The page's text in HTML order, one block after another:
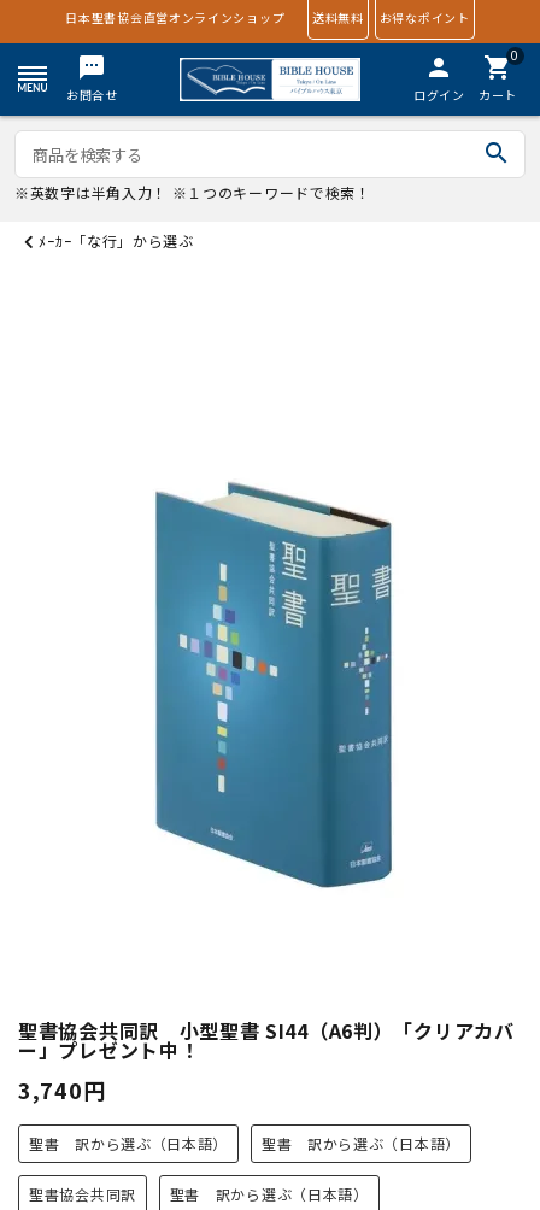
日本聖書協会直営オンラインショップ 送料無料 お得なポイント
textsms
お問合せ
person
ログイン
0
shopping_cart
カート
search
※英数字は半角入力！ ※１つのキーワードで検索！
ﾒｰｶｰ「な行」から選ぶ
聖書協会共同訳 小型聖書 SI44（A6判）「クリアカバ
ー」プレゼント中！
3,740円
聖書 訳から選ぶ（日本語） 聖書 訳から選ぶ（日本語）
聖書協会共同訳 聖書 訳から選ぶ（日本語）